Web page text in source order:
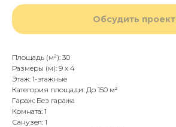
Обсудить проект
Площадь (м²): 30
Размеры (м): 9 х 4
Этаж: 1-этажные
Категория площади: До 150 м²
Гараж: Без гаража
Комната: 1
Санузел: 1